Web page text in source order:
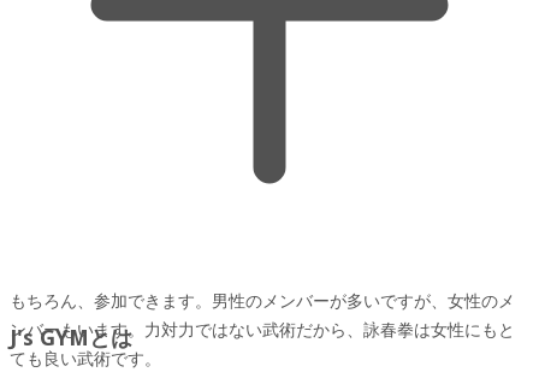
もちろん、参加できます。男性のメンバーが多いですが、女性のメ
ンバーもいます。力対力ではない武術だから、詠春拳は女性にもと
ても良い武術です。
J's GYMとは